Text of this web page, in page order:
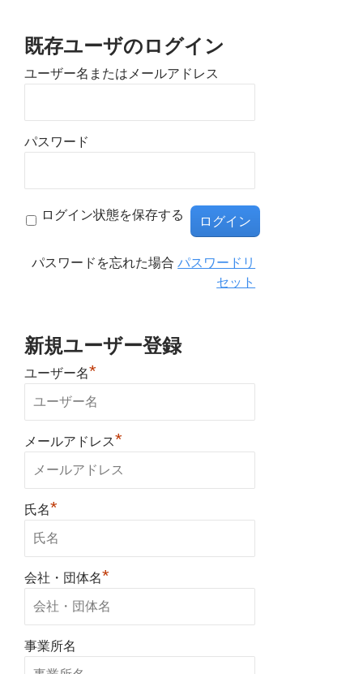
既存ユーザのログイン
ユーザー名またはメールアドレス
パスワード
ログイン状態を保存する
パスワードを忘れた場合パスワードリ
セット
新規ユーザー登録
ユーザー名*
メールアドレス*
氏名*
会社・団体名*
事業所名